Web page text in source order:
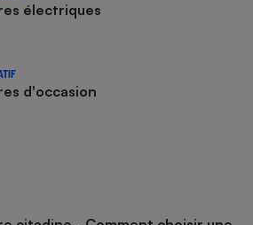
électriques
d'occasion